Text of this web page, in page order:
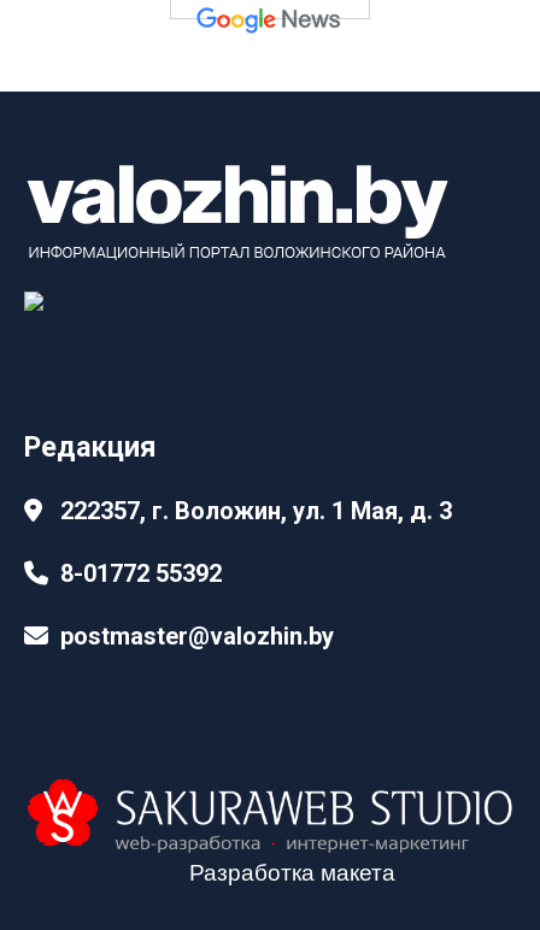
Редакция
222357, г. Воложин, ул. 1 Мая, д. 3
8-01772 55392
postmaster@valozhin.by
Разработка макета